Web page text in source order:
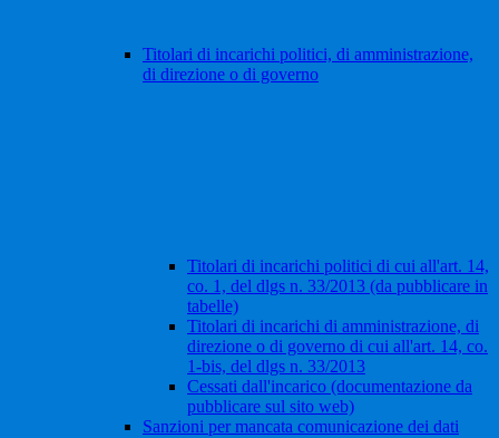
Titolari di incarichi politici, di amministrazione,
di direzione o di governo
Titolari di incarichi politici di cui all'art. 14,
co. 1, del dlgs n. 33/2013 (da pubblicare in
tabelle)
Titolari di incarichi di amministrazione, di
direzione o di governo di cui all'art. 14, co.
1-bis, del dlgs n. 33/2013
Cessati dall'incarico (documentazione da
pubblicare sul sito web)
Sanzioni per mancata comunicazione dei dati